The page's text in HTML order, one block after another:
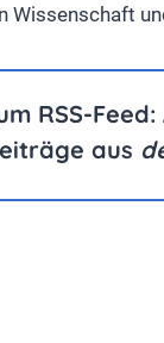
Wissenschaft
RSS-
aus